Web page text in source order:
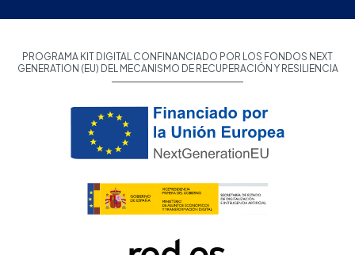
PROGRAMA KIT DIGITAL CONFINANCIADO POR LOS FONDOS NEXT
GENERATION (EU) DEL MECANISMO DE RECUPERACIÓN Y RESILIENCIA